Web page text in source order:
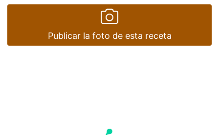
Publicar la foto de esta receta